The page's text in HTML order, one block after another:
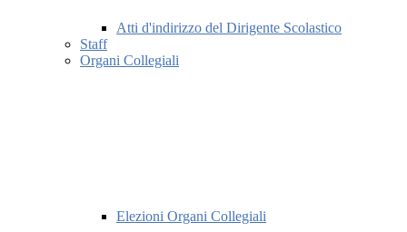
Atti d'indirizzo del Dirigente Scolastico
Staff
Organi Collegiali
Elezioni Organi Collegiali